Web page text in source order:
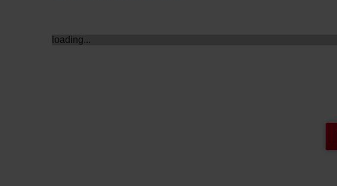
Zehnder Group UK Limited: Privacy Policy
loading...